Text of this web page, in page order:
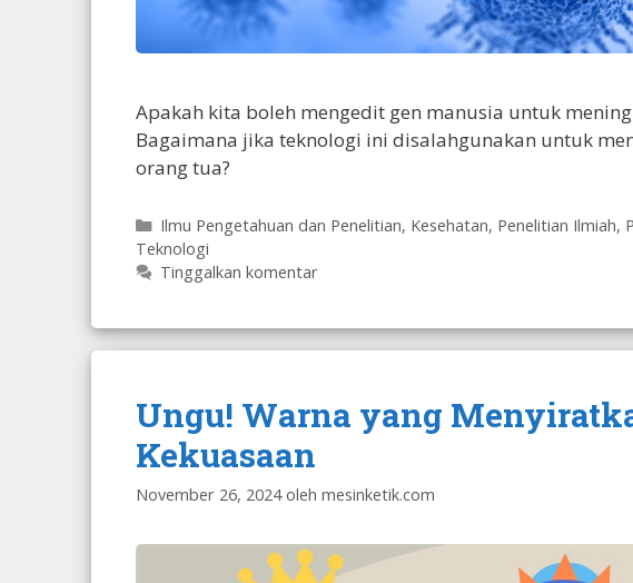
Apakah kita boleh mengedit gen manusia untuk
Bagaimana jika teknologi ini disalahgunakan untuk
orang tua?
Kategori
Ilmu Pengetahuan dan Penelitian, Kesehatan, Penelitian Ilmiah,
Teknologi
Tinggalkan komentar
Ungu! Warna yang
Kekuasaan
November 26, 2024 oleh mesinketik.com